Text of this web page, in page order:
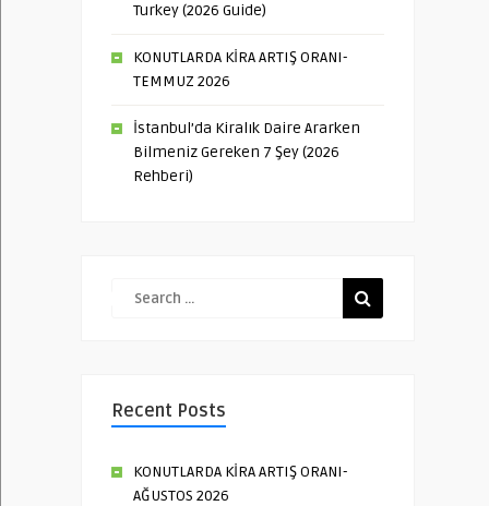
Turkey (2026 Guide)
KONUTLARDA KİRA ARTIŞ ORANI-
TEMMUZ 2026
İstanbul’da Kiralık Daire Ararken
Bilmeniz Gereken 7 Şey (2026
Rehberi)
Recent Posts
KONUTLARDA KİRA ARTIŞ ORANI-
AĞUSTOS 2026